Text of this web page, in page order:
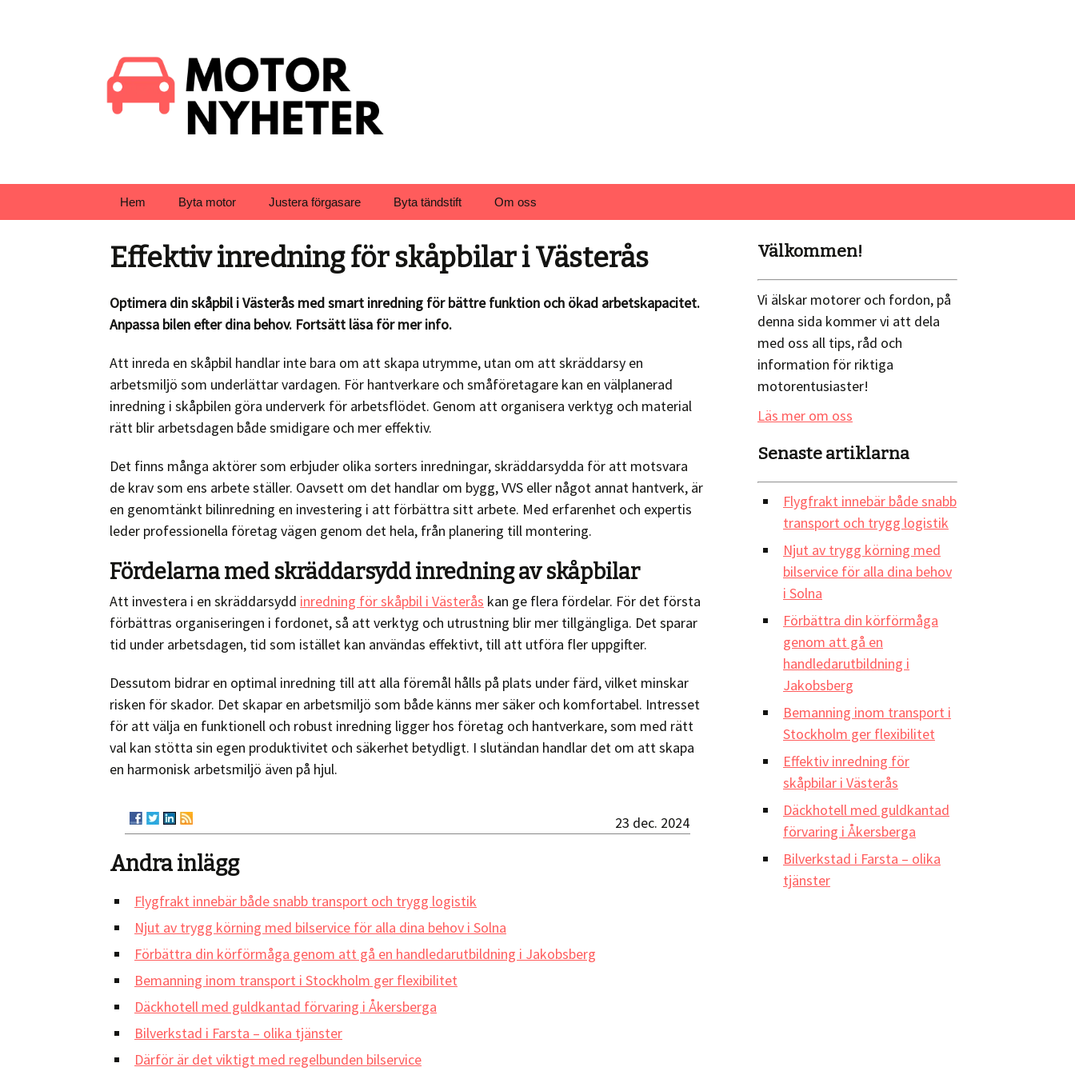
Hem Byta motor Justera förgasare Byta tändstift Om oss
Effektiv inredning för skåpbilar i Västerås
Optimera din skåpbil i Västerås med smart inredning för bättre funktion och ökad arbetskapacitet.
Anpassa bilen efter dina behov. Fortsätt läsa för mer info.
Att inreda en skåpbil handlar inte bara om att skapa utrymme, utan om att skräddarsy en
arbetsmiljö som underlättar vardagen. För hantverkare och småföretagare kan en välplanerad
inredning i skåpbilen göra underverk för arbetsflödet. Genom att organisera verktyg och material
rätt blir arbetsdagen både smidigare och mer effektiv.
Det finns många aktörer som erbjuder olika sorters inredningar, skräddarsydda för att motsvara
de krav som ens arbete ställer. Oavsett om det handlar om bygg, VVS eller något annat hantverk, är
en genomtänkt bilinredning en investering i att förbättra sitt arbete. Med erfarenhet och expertis
leder professionella företag vägen genom det hela, från planering till montering.
Fördelarna med skräddarsydd inredning av skåpbilar
Att investera i en skräddarsydd inredning för skåpbil i Västerås kan ge flera fördelar. För det första
förbättras organiseringen i fordonet, så att verktyg och utrustning blir mer tillgängliga. Det sparar
tid under arbetsdagen, tid som istället kan användas effektivt, till att utföra fler uppgifter.
Dessutom bidrar en optimal inredning till att alla föremål hålls på plats under färd, vilket minskar
risken för skador. Det skapar en arbetsmiljö som både känns mer säker och komfortabel. Intresset
för att välja en funktionell och robust inredning ligger hos företag och hantverkare, som med rätt
val kan stötta sin egen produktivitet och säkerhet betydligt. I slutändan handlar det om att skapa
en harmonisk arbetsmiljö även på hjul.
23 dec. 2024
Andra inlägg
Flygfrakt innebär både snabb transport och trygg logistik
Njut av trygg körning med bilservice för alla dina behov i Solna
Förbättra din körförmåga genom att gå en handledarutbildning i Jakobsberg
Bemanning inom transport i Stockholm ger flexibilitet
Däckhotell med guldkantad förvaring i Åkersberga
Bilverkstad i Farsta – olika tjänster
Därför är det viktigt med regelbunden bilservice
Välkommen!
Vi älskar motorer och fordon, på
denna sida kommer vi att dela
med oss all tips, råd och
information för riktiga
motorentusiaster!
Läs mer om oss
Senaste artiklarna
Flygfrakt innebär både snabb
transport och trygg logistik
Njut av trygg körning med
bilservice för alla dina behov
i Solna
Förbättra din körförmåga
genom att gå en
handledarutbildning i
Jakobsberg
Bemanning inom transport i
Stockholm ger flexibilitet
Effektiv inredning för
skåpbilar i Västerås
Däckhotell med guldkantad
förvaring i Åkersberga
Bilverkstad i Farsta – olika
tjänster